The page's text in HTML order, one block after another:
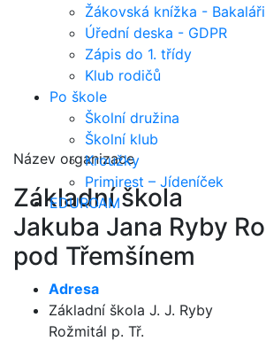
Žákovská knížka - Bakaláři
Úřední deska - GDPR
Zápis do 1. třídy
Klub rodičů
Po škole
Školní družina
Školní klub
Kroužky
Primirest – Jídeníček
EDUROAM
Název organizace
Základní škola
Jakuba Jana Ryby
pod Třemšínem
Adresa
Základní škola J. J. Ryby
Rožmitál p. Tř.